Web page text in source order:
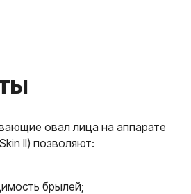
овал лица на аппарате
ll) позволяют:
брылей;